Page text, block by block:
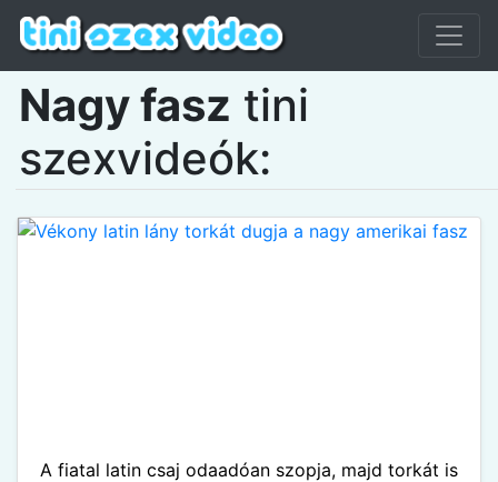
Nagy fasz tini
szexvideók:
A fiatal latin csaj odaadóan szopja, majd torkát is